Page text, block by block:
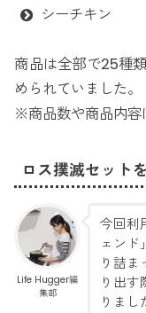
シーチキ
商品は全部で25種
められていました。
※商品数や商品内容
ロス撲滅セット
Life Hugger編
集部
今回利
ェンド
り詰
り出
りまし